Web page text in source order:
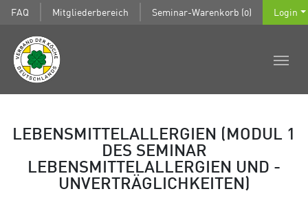
FAQ Mitgliederbereich Seminar-Warenkorb (0) Login
LEBENSMITTELALLERGIEN (MODUL 1
DES SEMINAR
LEBENSMITTELALLERGIEN UND -
UNVERTRÄGLICHKEITEN)